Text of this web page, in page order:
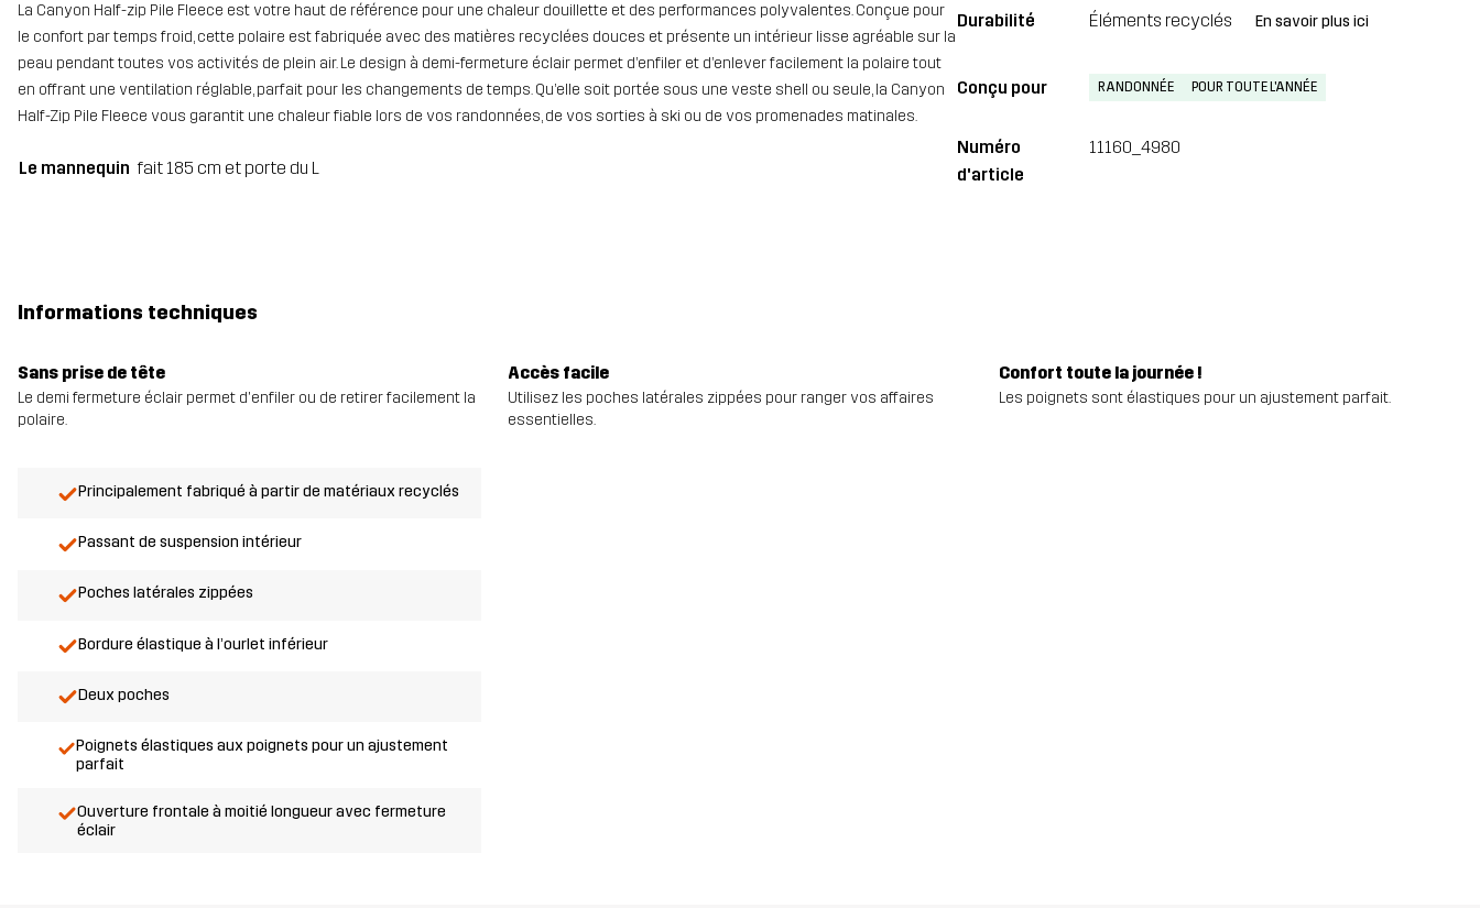
La Canyon Half-zip Pile Fleece est votre haut de référence pour une chaleur douillette et des performances polyvalentes. Conçue pour
le confort par temps froid, cette polaire est fabriquée avec des matières recyclées douces et présente un intérieur lisse agréable sur la
peau pendant toutes vos activités de plein air. Le design à demi-fermeture éclair permet d’enfiler et d’enlever facilement la polaire tout
en offrant une ventilation réglable, parfait pour les changements de temps. Qu’elle soit portée sous une veste shell ou seule, la Canyon
Half-Zip Pile Fleece vous garantit une chaleur fiable lors de vos randonnées, de vos sorties à ski ou de vos promenades matinales.
Le mannequin fait 185 cm et porte du L
Durabilité Éléments recyclés En savoir plus ici
Conçu pour RANDONNÉE POUR TOUTE L'ANNÉE
Numéro
d'article
11160_4980
Informations techniques
Sans prise de tête
Le demi fermeture éclair permet d'enfiler ou de retirer facilement la
polaire.
Accès facile
Utilisez les poches latérales zippées pour ranger vos affaires
essentielles.
Confort toute la journée !
Les poignets sont élastiques pour un ajustement parfait.
Principalement fabriqué à partir de matériaux recyclés
Passant de suspension intérieur
Poches latérales zippées
Bordure élastique à l’ourlet inférieur
Deux poches
Poignets élastiques aux poignets pour un ajustement
parfait
Ouverture frontale à moitié longueur avec fermeture
éclair